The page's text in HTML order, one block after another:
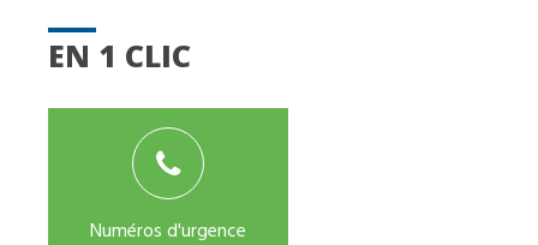
EN 1 CLIC
Numéros d'urgence